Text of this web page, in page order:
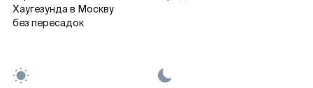
Хаугезунда в Москву
без пересадок